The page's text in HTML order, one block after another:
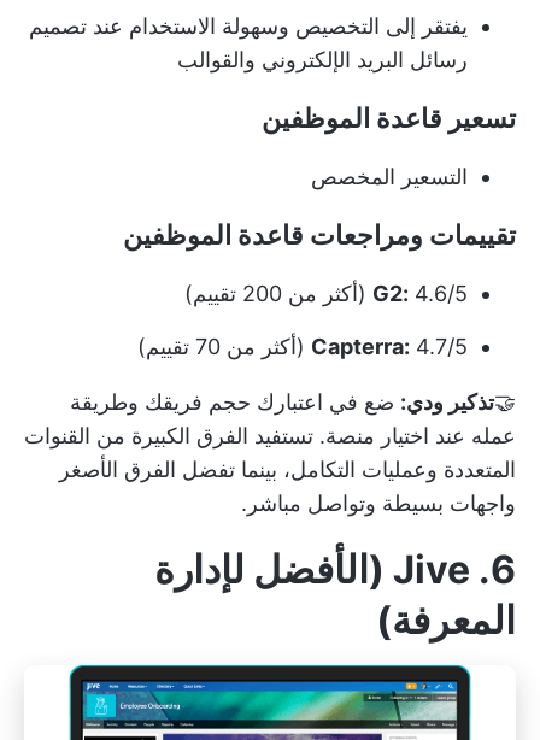
يفتقر إلى التخصيص وسهولة الاستخدام عند تصميم
رسائل البريد الإلكتروني والقوالب
تسعير قاعدة الموظفين
التسعير المخصص
تقييمات ومراجعات قاعدة الموظفين
G2: 4.6/5 (أكثر من 200 تقييم)
Capterra: 4.7/5 (أكثر من 70 تقييم)
🤝تذكير ودي: ضع في اعتبارك حجم فريقك وطريقة
عمله عند اختيار منصة. تستفيد الفرق الكبيرة من القنوات
المتعددة وعمليات التكامل، بينما تفضل الفرق الأصغر
واجهات بسيطة وتواصل مباشر.
6. Jive (الأفضل لإدارة
المعرفة)